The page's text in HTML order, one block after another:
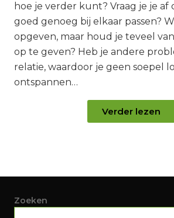
hoe je verder kunt? Vraag je je af
goed genoeg bij elkaar passen?
opgeven, maar houd je teveel
op te geven? Heb je andere
relatie, waardoor je geen soepel
ontspannen…
Verder lezen
Zoeken